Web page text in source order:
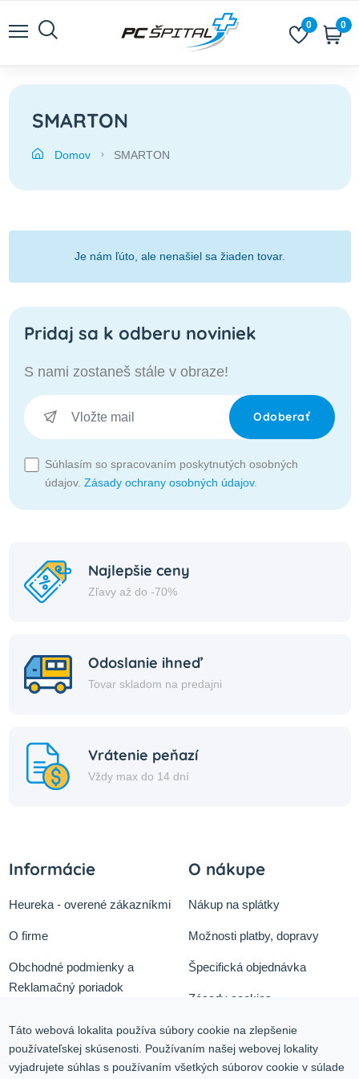
0 0
SMARTON
Domov SMARTON
Je nám ľúto, ale nenašiel sa žiaden tovar.
Pridaj sa k odberu noviniek
S nami zostaneš stále v obraze!
Odoberať
Súhlasím so spracovaním poskytnutých osobných
údajov. Zásady ochrany osobných údajov.
Najlepšie ceny
Zľavy až do -70%
Odoslanie ihneď
Tovar skladom na predajni
Vrátenie peňazí
Vždy max do 14 dní
Informácie
Heureka - overené zákazníkmi
O firme
Obchodné podmienky a
Reklamačný poriadok
Služby
O nákupe
Nákup na splátky
Možnosti platby, dopravy
Špecifická objednávka
Zásady cookies
Ochrana osobných údajov
Blog
Táto webová lokalita používa súbory cookie na zlepšenie
používateľskej skúsenosti. Používaním našej webovej lokality
vyjadrujete súhlas s používaním všetkých súborov cookie v súlade